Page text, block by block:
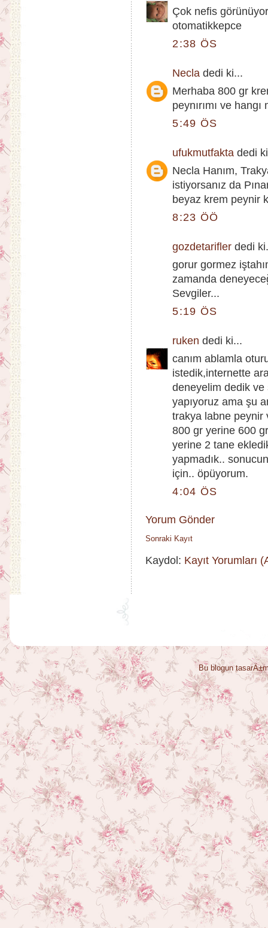
Çok nefis
otomatikkepce
2:38 ÖS
Necla dedi ki...
Merhaba 800 gr
peynırımı ve hangı
5:49 ÖS
ufukmutfakta dedi
Necla Hanım,
istiyorsanız da
beyaz krem peynir
8:23 ÖÖ
gozdetarifler dedi
gorur gormez
zamanda
Sevgiler...
5:19 ÖS
ruken dedi ki...
canım ablamla
istedik,internette
deneyelim dedik ve
yapıyoruz ama şu
trakya labne peynir
800 gr yerine 600
yerine 2 tane
yapmadık..
için.. öpüyorum.
4:04 ÖS
Yorum Gönder
Sonraki Kayıt
Kaydol: Kayıt Yorumları
Bu blogun